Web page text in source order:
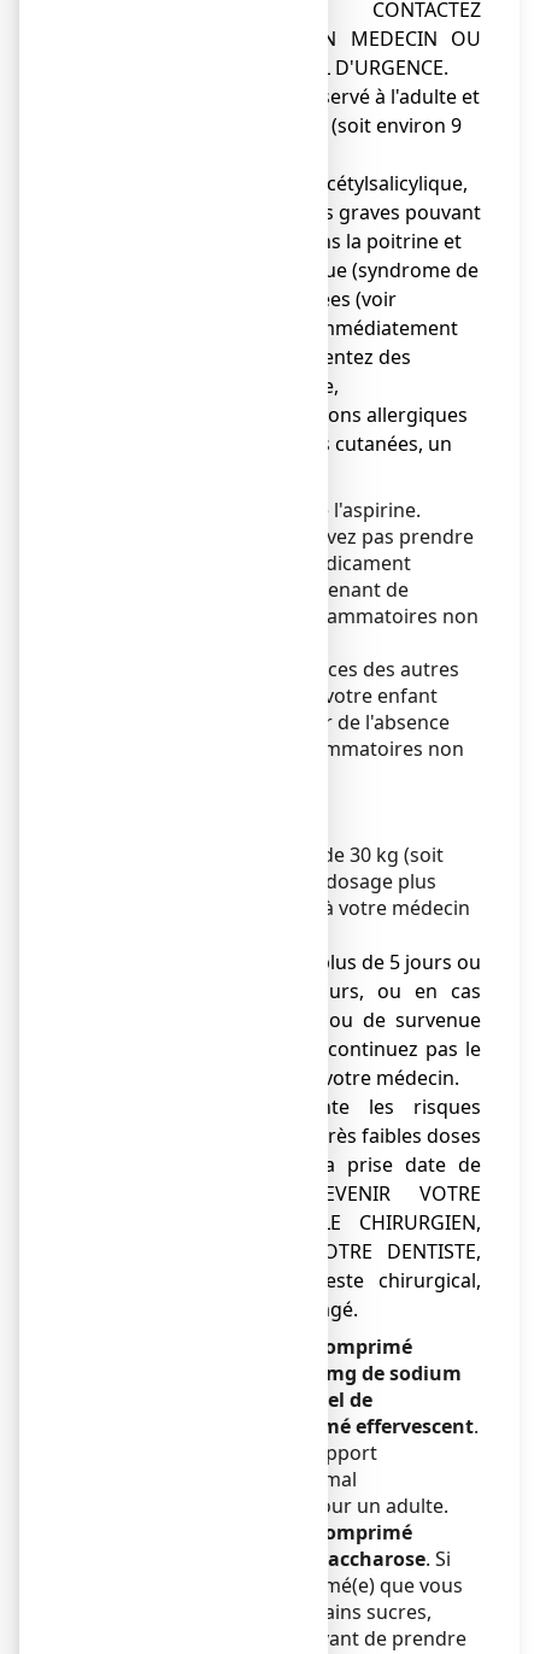
TRAITEMENT ET CONTACTEZ
IMMEDIATEMENT UN MEDECIN OU
UN SERVICE MEDICAL D'URGENCE.
● Ce médicament est réservé à l'adulte et
l'enfant de plus de 30 kg (soit environ 9
Lors de la prise d’acide acétylsalicylique,
des réactions allergiques graves pouvant
inclure des douleurs dans la poitrine et
même une crise cardiaque (syndrome de
Kounis) ont été rapportées (voir
rubrique 4). Consultez immédiatement
un médecin si vous ressentez des
douleurs dans la poitrine,
accompagnées de réactions allergiques
(telles que des éruptions cutanées, un
Ce médicament contient de l'aspirine.
Vous ou votre enfant ne devez pas prendre
en même temps que ce médicament
d'autres médicaments contenant de
l'aspirine et/ou des anti-inflammatoires non
Lisez attentivement les notices des autres
médicaments que vous ou votre enfant
prenez afin de vous assurer de l'absence
d'aspirine et/ou d'anti-inflammatoires non
Pour les enfants de moins de 30 kg (soit
environ 9 ans), prendre un dosage plus
adapté. Demander conseil à votre médecin
● Si la douleur persiste plus de 5 jours ou
la fièvre plus de 3 jours, ou en cas
d'efficacité insuffisante ou de survenue
de tout autre signe, ne continuez pas le
traitement et consultez votre médecin.
● L'aspirine augmente les risques
hémorragiques dès les très faibles doses
et ce même lorsque la prise date de
plusieurs jours. PREVENIR VOTRE
MEDECIN TRAITANT, LE CHIRURGIEN,
L'ANESTHESISTE OU VOTRE DENTISTE,
dans le cas où un geste chirurgical,
même mineur, est envisagé.
ASPRO 500 effervescent, comprimé
effervescent contient 250 mg de sodium
(composant principal du sel de
cuisine/table) par comprimé effervescent.
Cela équivaut à 12,5% de l’apport
alimentaire quotidien maximal
recommandé de sodium pour un adulte.
ASPRO 500 effervescent, comprimé
effervescent contient du saccharose. Si
votre médecin vous a informé(e) que vous
avez une intolérance à certains sucres,
contactez votre médecin avant de prendre